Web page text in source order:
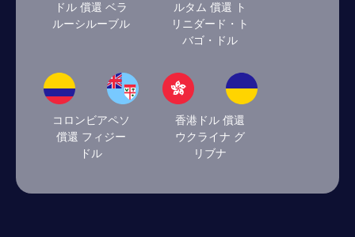
ドル 償還 ベラ
ルーシルーブル
ルタム 償還 ト
リニダード・ト
バゴ・ドル
コロンビアペソ
償還 フィジー
ドル
香港ドル 償還
ウクライナ グ
リブナ